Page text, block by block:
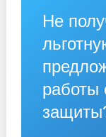
Не
работы